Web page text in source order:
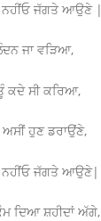
ਨਹੀਂਓ ਜੱਗਤੇ ਆਉਣੇ |
ਜਾ ਵੜਿਆ,
ਕਦੇ ਸੀ ਕਰਿਆ,
ਹੁਣ ਡਰਾਉਂਣੇ,
ਨਹੀਂਓ ਜੱਗਤੇ ਆਉਣੇ|
ਦਿਆ ਸ਼ਹੀਦਾਂ ਅੱਗੇ,